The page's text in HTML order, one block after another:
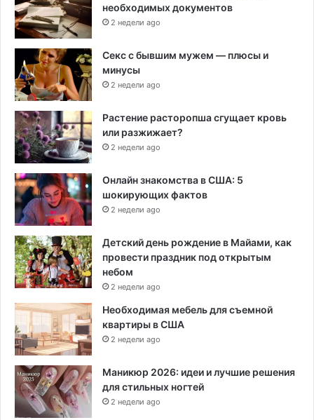
необходимых документов
2 недели ago
Секс с бывшим мужем — плюсы и
минусы
2 недели ago
Растение расторопша сгущает кровь
или разжижает?
2 недели ago
Онлайн знакомства в США: 5
шокирующих фактов
2 недели ago
Детский день рождение в Майами, как
провести праздник под открытым
небом
2 недели ago
Необходимая мебель для съемной
квартиры в США
2 недели ago
Маникюр 2026: идеи и лучшие решения
для стильных ногтей
2 недели ago